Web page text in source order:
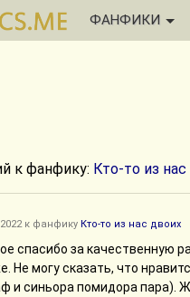
ФАНФИКИ
к фанфику: Кто-то из
к фанфику Кто-то из нас двоих
спасибо за качественную
Не могу сказать, что
и синьора помидора пара).